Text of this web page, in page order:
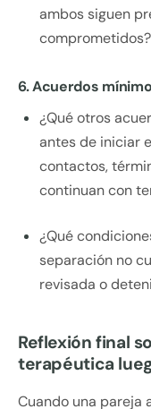
ambos siguen
comprometidos?
6. Acuerdos
¿Qué otros
antes de iniciar
contactos,
continuan con
¿Qué
separación no
revisada o
Reflexión final
terapéutica
Cuando una pareja